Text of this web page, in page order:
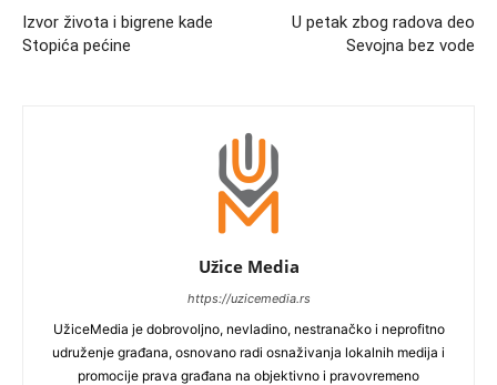
Izvor života i bigrene kade
Stopića pećine
U petak zbog radova deo
Sevojna bez vode
Užice Media
https://uzicemedia.rs
UžiceMedia je dobrovoljno, nevladino, nestranačko i neprofitno
udruženje građana, osnovano radi osnaživanja lokalnih medija i
promocije prava građana na objektivno i pravovremeno